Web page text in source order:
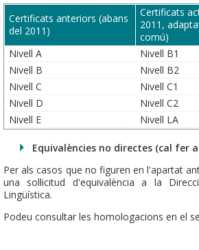
Certificats anteriors (abans
del 2011)
Certificats
2011,
comú)
Nivell A
Nivell B1
Nivell B
Nivell B2
Nivell C
Nivell C1
Nivell D
Nivell C2
Nivell E
Nivell LA
Equivalències no directes (cal fer
Per als casos que no figuren en l'apartat
una sol·licitud d'equivalència a la
Lingüística.
Podeu consultar les homologacions en el